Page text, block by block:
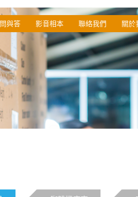
問與答 影音相本 聯絡我們 關於